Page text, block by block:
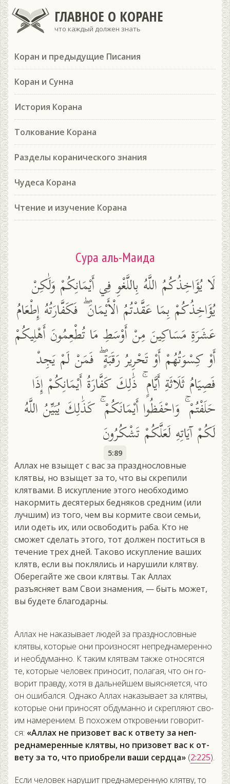
ГЛАВНОЕ О КОРАНЕ
что каждый должен знать
Коран и предыдущие Писания
Коран и Сунна
История Корана
Толкование Корана
Разделы коранического знания
Чудеса Корана
Чтение и изучение Корана
Сура аль-Маида
لَا يُؤَاخِذُكُمُ اللَّهُ بِاللَّغْوِ فِي أَيْمَانِكُمْ وَلَٰكِنْ
يُؤَاخِذُكُمْ بِمَا عَقَّدْتُمُ الْأَيْمَانَ ۖ فَكَفَّارَتُهُ إِطْعَامُ
عَشَرَةِ مَسَاكِينَ مِنْ أَوْسَطِ مَا تُطْعِمُونَ أَهْلِيكُمْ
أَوْ كِسْوَتُهُمْ أَوْ تَحْرِيرُ رَقَبَةٍ ۖ فَمَنْ لَمْ يَجِدْ
فَصِيَامُ ثَلَاثَةِ أَيَّامٍ ۚ ذَٰلِكَ كَفَّارَةُ أَيْمَانِكُمْ إِذَا
حَلَفْتُمْ ۚ وَاحْفَظُوا أَيْمَانَكُمْ ۚ كَذَٰلِكَ يُبَيِّنُ اللَّهُ
لَكُمْ آيَاتِهِ لَعَلَّكُمْ تَشْكُرُونَ
5:89
Аллах не взыщет с вас за празднословные
клятвы, но взыщет за то, что вы скрепили
клятвами. В искупление этого необходимо
накормить десятерых бедняков средним (или
лучшим) из того, чем вы кормите свои семьи,
или одеть их, или освободить раба. Кто не
сможет сделать этого, тот должен поститься в
течение трех дней. Таково искупление ваших
клятв, если вы поклялись и нарушили клятву.
Оберегайте же свои клятвы. Так Аллах
разъясняет вам Свои знамения, — быть может,
вы будете благодарны.
Ал­лах не на­казы­ва­ет лю­дей за праз­днос­ловные
клят­вы, ко­торые они про­из­но­сят неп­редна­мерен­но
и не­об­ду­ман­но. К та­ким клят­вам так­же от­но­сят­ся
те, ко­торые че­ловек при­носит, по­лагая, что он го­
ворит прав­ду, хо­тя в даль­ней­шем вы­яс­ня­ет­ся, что
он оши­бал­ся. Од­на­ко Ал­лах на­казы­ва­ет за клят­вы,
ко­торые они при­носят об­ду­ман­но и скреп­ля­ют сво­
им на­мере­ни­ем. В по­хожем от­кро­вении го­ворит­
ся: «Ал­лах не при­зовет вас к от­ве­ту за неп­
редна­мерен­ные клят­вы, но при­зовет вас к от­
ве­ту за то, что при­об­ре­ли ва­ши сер­дца» (2:225).
Ес­ли че­ловек на­рушит пред­на­мерен­ную клят­ву, то